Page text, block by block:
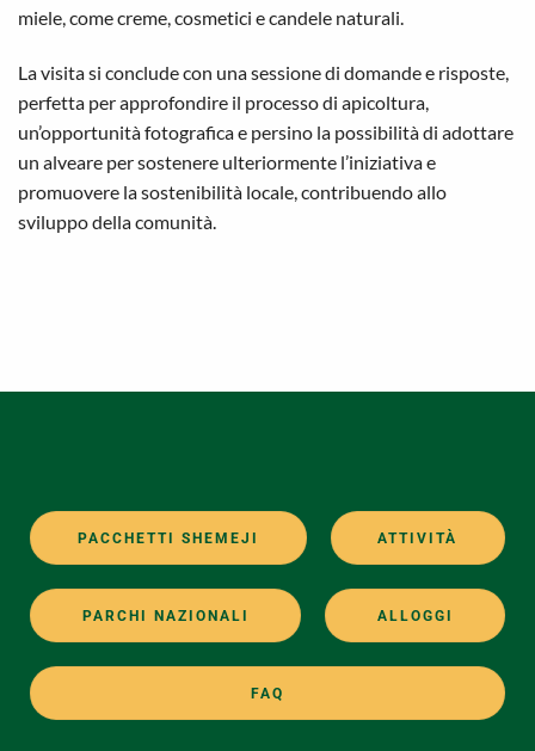
miele, come creme, cosmetici e candele naturali.
La visita si conclude con una sessione di domande e risposte,
perfetta per approfondire il processo di apicoltura,
un’opportunità fotografica e persino la possibilità di adottare
un alveare per sostenere ulteriormente l’iniziativa e
promuovere la sostenibilità locale, contribuendo allo
sviluppo della comunità.
PACCHETTI SHEMEJI ATTIVITÀ
PARCHI NAZIONALI ALLOGGI
FAQ